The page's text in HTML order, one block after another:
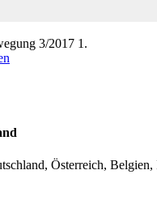
3/2017 1.
Österreich,